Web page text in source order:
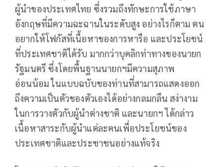
ผู้นำของประเทศไทย ซึ่งรวมถึงทักษะการใช้ภาษา
อังกฤษที่มีความฉะฉานในระดับสูง อย่างไรก็ตาม ตน
อยากให้โฟกัสที่เนื้อหาของการหารือ และประโยชน์
ที่ประเทศชาติได้รับ มากกว่าบุคลิกท่าทางของนายก
รัฐมนตรี ซึ่งโดยพื้นฐานนายกฯมีความสุภาพ
อ่อนน้อม ในแบบฉบับของท่านที่สามารถแสดงออก
ถึงความเป็นตัวของตัวเองได้อย่างกลมกลืน สง่างาม
ในการวางตัวกับผู้นำต่างชาติ และนายกฯ ได้กล่าว
เนื้อหาสาระกับผู้นำแต่ละคนเพื่อประโยชน์ของ
ประเทศชาติและประชาชนอย่างแท้จริง